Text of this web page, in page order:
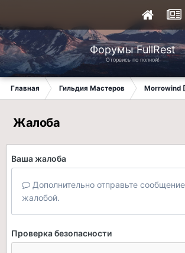
Форумы FullRest
Оторвись по полной!
Главная Гильдия Мастеров Morrowind
Жалоба
Ваша жалоба
Дополнительно отправьте
жалобой.
Проверка безопасности